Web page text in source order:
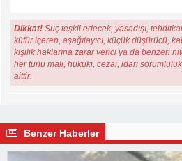
Dikkat! Suç teşkil edecek, yasadışı,
küfür içeren, aşağılayıcı, küçük düşürücü,
kişilik haklarına zarar verici ya da benzeri
her türlü mali, hukuki, cezai, idari
aittir.
Benzer Haberler